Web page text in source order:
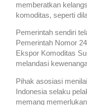
memberatkan
komoditas, seperti
Pemerintah sendiri
Pemerintah Nomor
Ekspor Komoditas
melandasi
Pihak asosiasi
Indonesia selaku
memang